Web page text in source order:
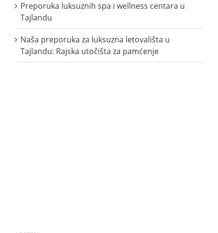
Preporuka luksuznih spa i wellness centara u
Tajlandu
Naša preporuka za luksuzna letovališta u
Tajlandu: Rajska utočišta za pamćenje